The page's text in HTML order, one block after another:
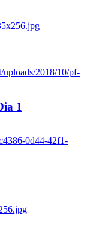
2018/10/pf-
1
0d44-42f1-